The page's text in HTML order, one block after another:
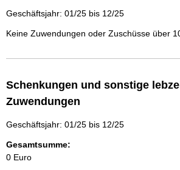
Geschäftsjahr: 01/25 bis 12/25
Keine Zuwendungen oder Zuschüsse über
Schenkungen und sonstige
Zuwendungen
Geschäftsjahr: 01/25 bis 12/25
Gesamtsumme:
0 Euro